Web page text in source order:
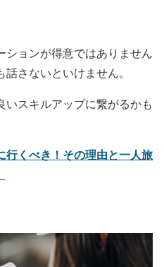
ションが得意ではありません
さないといけません。
いスキルアップに繋がるかも
行くべき！その理由と一人旅